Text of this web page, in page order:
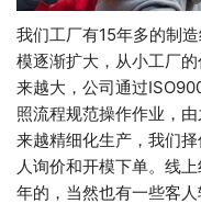
我们工厂有15年多的制
模逐渐扩大，从小工厂
来越大，公司通过
照流程规范操作作业，
来越精细化生产，我们
人询价和开模下单。线
年的，当然也有一些客